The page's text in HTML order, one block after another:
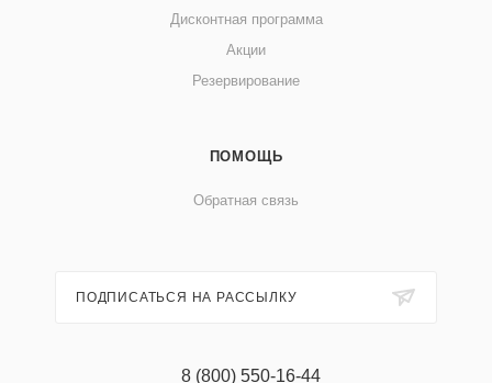
Дисконтная программа
Акции
Резервирование
ПОМОЩЬ
Обратная связь
ПОДПИСАТЬСЯ НА РАССЫЛКУ
8 (800) 550-16-44